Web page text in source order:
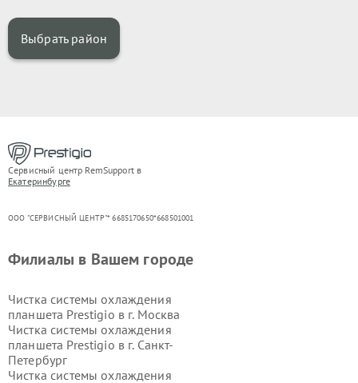
Выбрать район
Сервисный центр RemSupport в
Екатеринбурге
ООО "СЕРВИСНЫЙ ЦЕНТР"* 6685170650*668501001
Филиалы в Вашем городе
Чистка системы охлаждения
планшета Prestigio в г. Москва
Чистка системы охлаждения
планшета Prestigio в г. Санкт-
Петербург
Чистка системы охлаждения